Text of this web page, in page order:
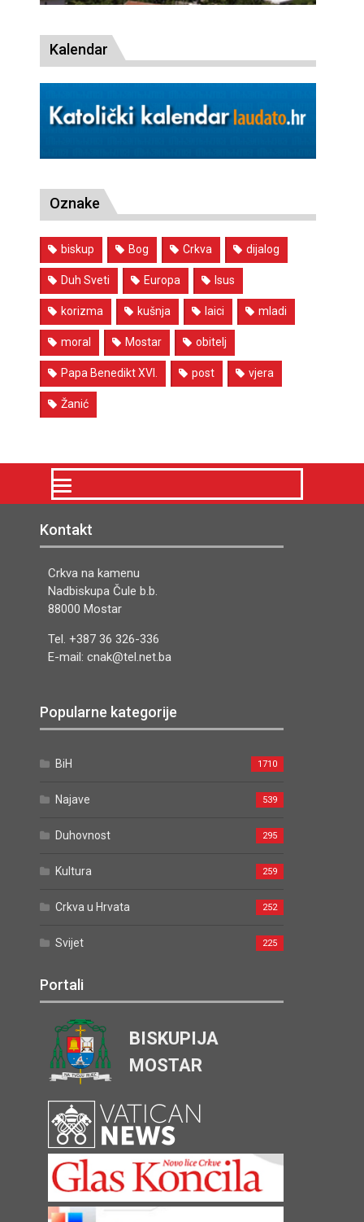
Kalendar
Oznake
biskup Bog Crkva dijalog
Duh Sveti Europa Isus
korizma kušnja laici mladi
moral Mostar obitelj
Papa Benedikt XVI. post vjera
Žanić
Kontakt
Crkva na kamenu
Nadbiskupa Čule b.b.
88000 Mostar
Tel. +387 36 326-336
E-mail: cnak@tel.net.ba
Popularne kategorije
BiH 1710
Najave 539
Duhovnost 295
Kultura 259
Crkva u Hrvata 252
Svijet 225
Portali
BISKUPIJA
MOSTAR